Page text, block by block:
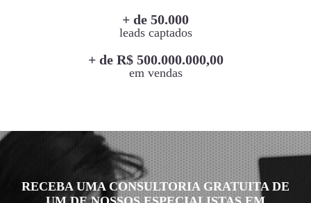
+ de 50.000
leads captados
+ de R$ 500.000.000,00
em vendas
RECEBA UMA CONSULTORIA GRATUITA DE